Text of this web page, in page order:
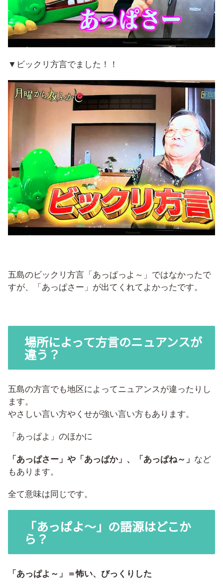
▼ビックリ方言でました！！
五島のビックリ方言「あっぱっよ～」ではなかったで
すが、「あっぱさー」が出てくれてよかったです。
場所によって方言のニュアンスが
違う？
五島の方言でも地区によってニュアンスが違ったりし
ます。
やさしい言い方やくせが強い言い方もあります。
「あっぱよ」のほかに
「あっぱさー」や 「あっぱか」、「あっぱね～」 など
もあります。
全て意味は同じです。
「あっぱよ～」の語源はどこか
ら？
「あっぱよ～」＝怖い、びっくりした